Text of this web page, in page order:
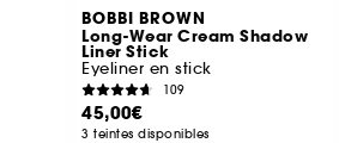
BOBBI BROWN
Long-Wear Cream Shadow
Liner Stick
Eyeliner en stick
109
45,00€
3 teintes disponibles